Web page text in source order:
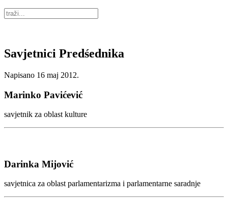
Savjetnici Predśednika
Napisano 16 maj 2012.
Marinko Pavićević
savjetnik za oblast kulture
Darinka Mijović
savjetnica za oblast parlamentarizma i parlamentarne saradnje